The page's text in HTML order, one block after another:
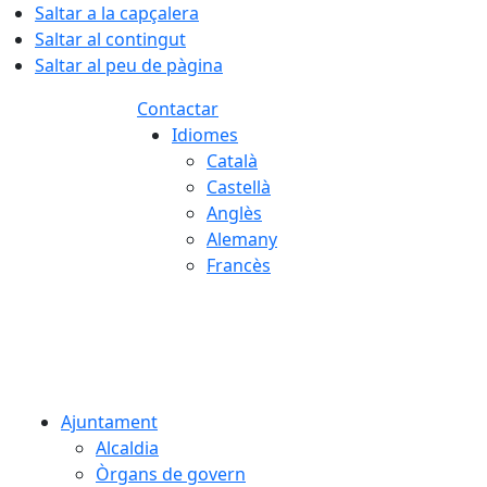
Saltar a la capçalera
Saltar al contingut
Saltar al peu de pàgina
Contactar
Idiomes
Català
Castellà
Anglès
Alemany
Francès
Ajuntament
Alcaldia
Òrgans de govern